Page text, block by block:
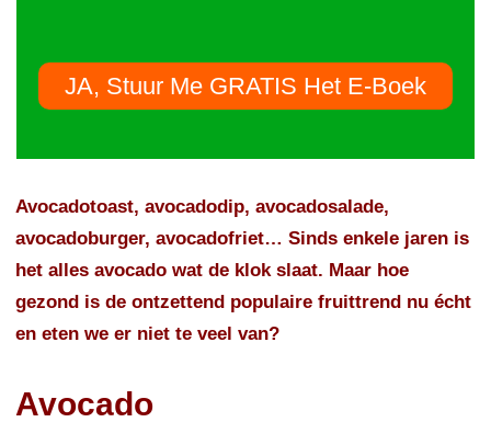
JA, Stuur Me GRATIS Het E-Boek
Avocadotoast, avocadodip, avocadosalade,
avocadoburger, avocadofriet… Sinds enkele jaren is
het alles avocado wat de klok slaat. Maar hoe
gezond is de ontzettend populaire fruittrend nu écht
en eten we er niet te veel van?
Avocado